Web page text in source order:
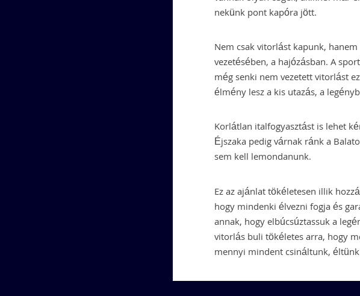
nekünk pont kapóra jött.
Nem csak vitorlást kapunk,
vezetésében, a hajózásban. A
még senki nem vezetett vitorlást
élmény lesz a kis utazás, a
Korlátlan italfogyasztást is lehet
Éjszaka pedig várnak ránk a
sem kell lemondanunk.
Ez az ajánlat tökéletesen illik
hogy mindenki élvezni fogja és
annak, hogy elbúcsúztassuk a
vitorlás buli tökéletes arra, hogy
mennyi mindent csináltunk,